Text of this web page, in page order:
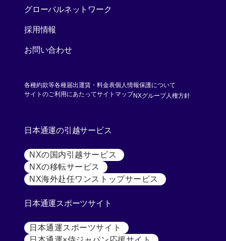
グローバルネットワーク
採用情報
お問い合わせ
各種約款等各種届出運賃・料金表個人情報保護について
サイトのご利用にあたってサイトマップNXグループ人権方針
日本通運の引越サービス
NXの国内引越サービス [別ウィンドウで開く]
NXの移転サービス [別ウィンドウで開く]
NX海外赴任ワンストップサービス [別ウィンドウで
日本通運スポーツサイト
日本通運スポーツサイト [別ウィンドウで開く]